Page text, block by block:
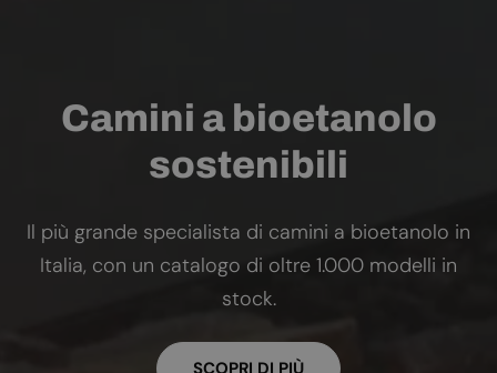
Camini a bioetanolo
sostenibili
Il più grande specialista di camini a bioetanolo in
Italia, con un catalogo di oltre 1.000 modelli in
stock.